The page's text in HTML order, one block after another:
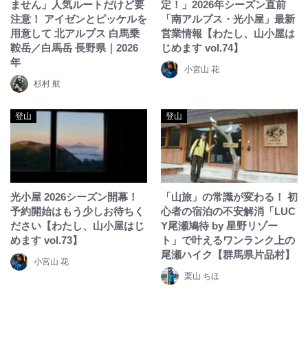
ません」人気ルートだけど要
注意！ アイゼンとピッケルを
用意して 北アルプス 白馬乗
鞍岳／白馬岳 長野県｜2026
年
杉村 航
定！」2026年シーズン直前
「南アルプス・光小屋」最新
営業情報【わたし、山小屋は
じめます vol.74】
小宮山 花
登山
光小屋 2026シーズン開幕！
予約開始はもう少しお待ちく
ださい【わたし、山小屋はじ
めます vol.73】
小宮山 花
登山
「山旅」の常識が変わる！ 初
心者の宿泊の不安解消「LUC
Y尾瀬鳩待 by 星野リゾー
ト」で叶えるワンランク上の
尾瀬ハイク【群馬県片品村】
栗山 ちほ